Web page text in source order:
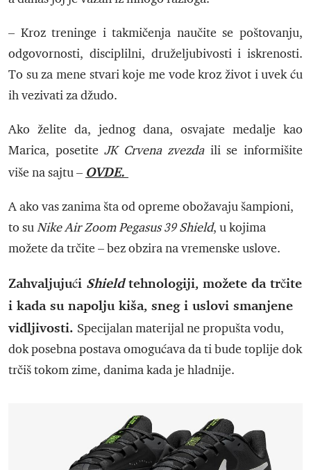
– Kroz treninge i takmičenja naučite se poštovanju,
odgovornosti, disciplilni, druželjubivosti i iskrenosti.
To su za mene stvari koje me vode kroz život i uvek ću
ih vezivati za džudo.
Ako želite da, jednog dana, osvajate medalje kao
Marica, posetiteJK Crvena zvezdaili se informišite
više na sajtu – OVDE.
A ako vas zanima šta od opreme obožavaju šampioni,
to suNike Air Zoom Pegasus 39 Shield, u kojima
možete da trčite – bez obzira na vremenske uslove.
Zahvaljujući Shieldtehnologiji, možete da trčite
i kada su napolju kiša, sneg i uslovi smanjene
vidljivosti. Specijalan materijal ne propušta vodu,
dok posebna postava omogućava da ti bude toplije dok
trčiš tokom zime, danima kada je hladnije.